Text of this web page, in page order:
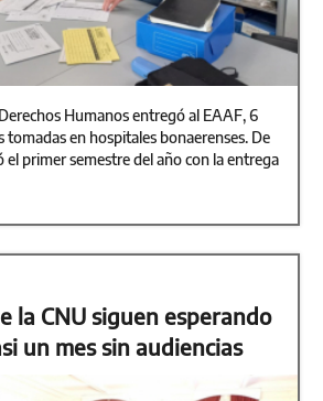
Humanos entregó al EAAF, 6
tomadas en hospitales bonaerenses. De
el primer semestre del año con la entrega
la CNU siguen esperando
un mes sin audiencias